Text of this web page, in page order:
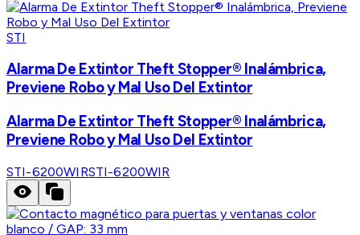
STI
Alarma De Extintor Theft Stopper® Inalámbrica,
Previene Robo y Mal Uso Del Extintor
Alarma De Extintor Theft Stopper® Inalámbrica,
Previene Robo y Mal Uso Del Extintor
STI-6200WIRSTI-6200WIR